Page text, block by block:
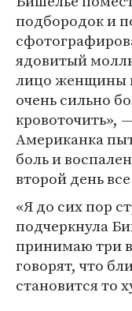
подбородок и
ядовитый
лицо женщины
очень сильно
кровоточить»,
Американка
боль и
второй день
«Я до сих пор
подчеркнула
принимаю три
говорят, что
становится то